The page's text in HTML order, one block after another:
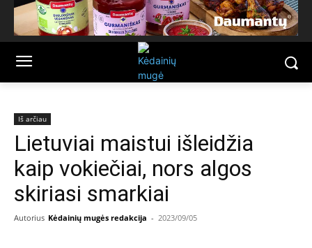
Iš arčiau
Lietuviai maistui išleidžia
kaip vokiečiai, nors algos
skiriasi smarkiai
Autorius Kėdainių mugės redakcija - 2023/09/05